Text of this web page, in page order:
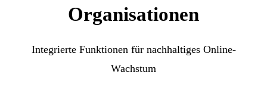
Organisationen
Integrierte Funktionen für nachhaltiges Online-
Wachstum